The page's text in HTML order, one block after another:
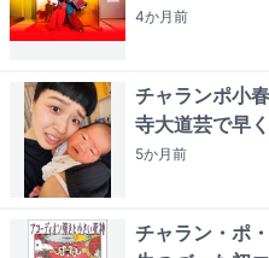
4か月前
チャランポ小
寺大道芸で早
5か月前
チャラン・ポ